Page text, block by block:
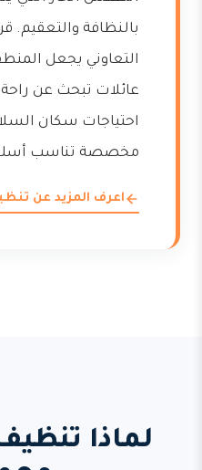
بالنظافة
التعاوني يجعل
عائلات تبحث عن
احتياجات سكان
مخصصة تناسب
اعرف المزيد عن
لماذا